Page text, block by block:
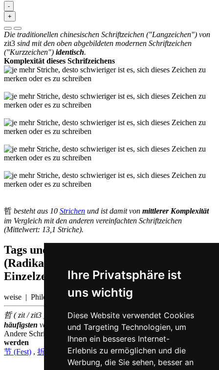
Ihre Privatsphäre ist
uns wichtig
Diese Website verwendet Cookies
und Targeting Technologien, um
Ihnen ein besseres Internet-
Erlebnis zu ermöglichen und die
Werbung, die Sie sehen, besser an
-
+
Die traditionellen chinesischen Schriftzeichen ("Langzeichen") von
zit3 sind mit den oben abgebildeten modernen Schriftzeichen
("Kurzzeichen") identisch.
Komplexität dieses Schrifzeichens
哲 besteht aus 10 Strichen und ist damit von mittlerer Komplexität
im Vergleich mit den anderen vereinfachten Schriftzeichen
(Mittelwert: 13,1 Striche).
Tags und Zusatzinformationen
(Radikale, Bedeutungen von
Einzelzeichen, Komposita etc.)
weise | Philosoph
哲 ( zit / zit3 ) gehört zu den3000im chinesischen Sprachraum am
häufigsten verwendeten Einzelzeichen(Platz1345)
Andere Schriftzeichen, die auf Kantonesisch
zit3 ausgesprochen
werden
节 (Fest) , 折 (schnipsen), 捷 (schnell)